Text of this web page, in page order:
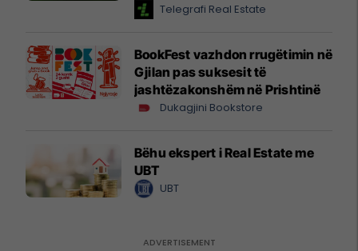
Telegrafi Real Estate
BookFest vazhdon rrugëtimin në
Gjilan pas suksesit të
jashtëzakonshëm në Prishtinë
Dukagjini Bookstore
Bëhu ekspert i Real Estate me
UBT
UBT